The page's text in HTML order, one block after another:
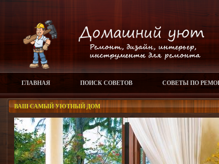
ГЛАВНАЯ ПОИСК СОВЕТОВ СОВЕТЫ ПО
ВАШ САМЫЙ УЮТНЫЙ ДОМ